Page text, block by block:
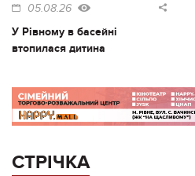
05.08.26
У Рівному в басейні
втопилася дитина
СТРІЧКА